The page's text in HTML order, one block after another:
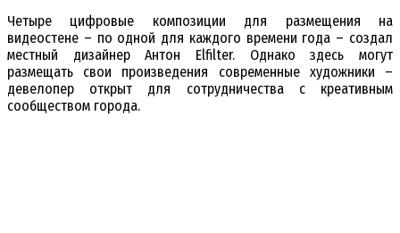
Четыре цифровые композиции для размещения на
видеостене – по одной для каждого времени года – создал
местный дизайнер Антон Elfilter. Однако здесь могут
размещать свои произведения современные художники –
девелопер открыт для сотрудничества с креативным
сообществом города.